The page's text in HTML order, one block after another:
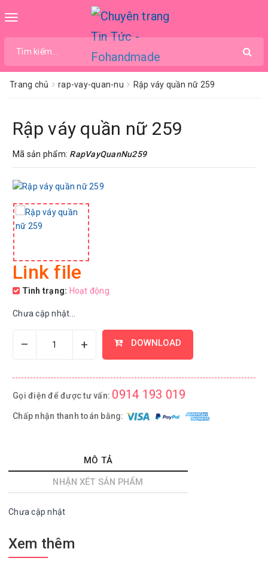
Toggle
Trang chủ rap-vay-quan-nu Rập váy quần nữ 259
Rập váy quần nữ 259
Mã sản phẩm: RapVayQuanNu259
Link file
Tình trạng: Hoạt động
Chưa cập nhật...
– + DOWNLOAD
Gọi điện để được tư vấn: 0914 193 019
Chấp nhận thanh toán bằng:
MÔ TẢ
NHẬN XÉT SẢN PHẨM
Chưa cập nhật
Xem thêm